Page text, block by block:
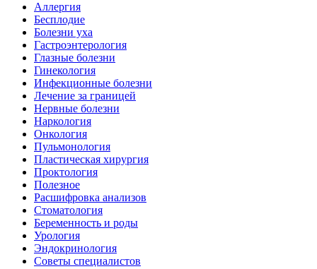
Аллергия
Бесплодие
Болезни уха
Гастроэнтерология
Глазные болезни
Гинекология
Инфекционные болезни
Лечение за границей
Нервные болезни
Наркология
Онкология
Пульмонология
Пластическая хирургия
Проктология
Полезное
Расшифровка анализов
Стоматология
Беременность и роды
Урология
Эндокринология
Советы специалистов